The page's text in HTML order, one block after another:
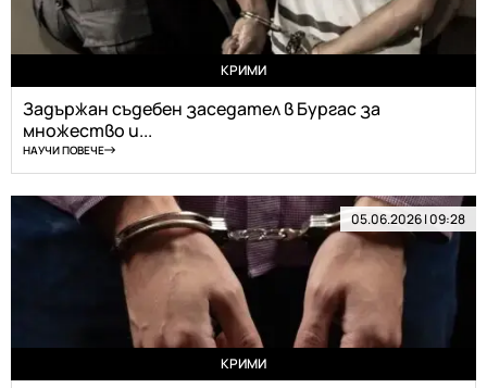
КРИМИ
Задържан съдебен заседател в Бургас за
множество и...
НАУЧИ ПОВЕЧЕ
05.06.2026 | 09:28
КРИМИ